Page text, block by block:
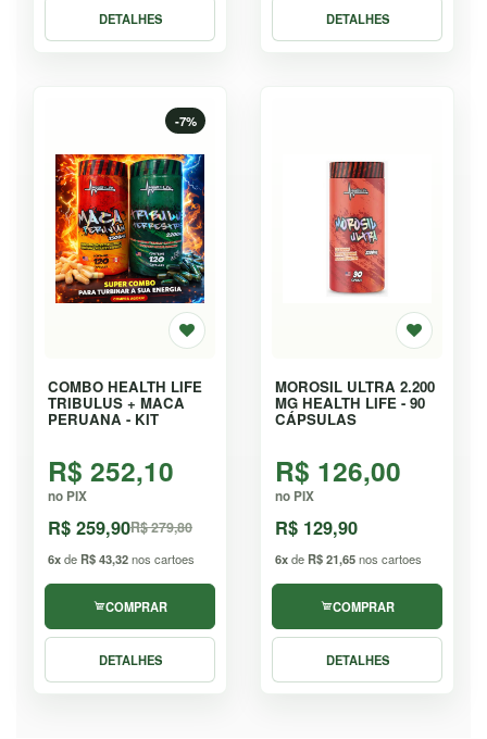
DETALHES DETALHES
-7%
COMBO HEALTH LIFE
TRIBULUS + MACA
PERUANA - KIT
R$ 252,10
no PIX
R$ 259,90R$ 279,80
6xde R$ 43,32nos cartoes
COMPRAR
DETALHES
MOROSIL ULTRA 2.200
MG HEALTH LIFE - 90
CÁPSULAS
R$ 126,00
no PIX
R$ 129,90
6xde R$ 21,65nos cartoes
COMPRAR
DETALHES